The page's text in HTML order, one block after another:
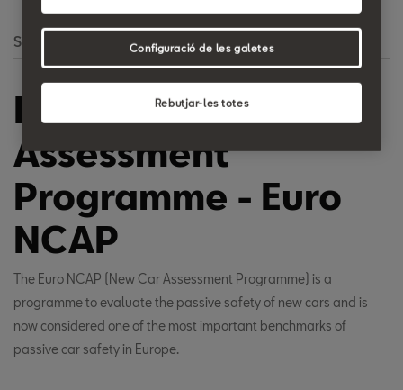
Search
European New Car
Assessment
Programme - Euro
NCAP
The Euro NCAP (New Car Assessment Programme) is a
programme to evaluate the passive safety of new cars and is
now considered one of the most important benchmarks of
passive car safety in Europe.
Rebutjar-les totes
Configuració de les galetes